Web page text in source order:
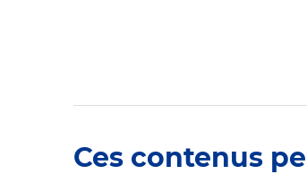
Ces contenus